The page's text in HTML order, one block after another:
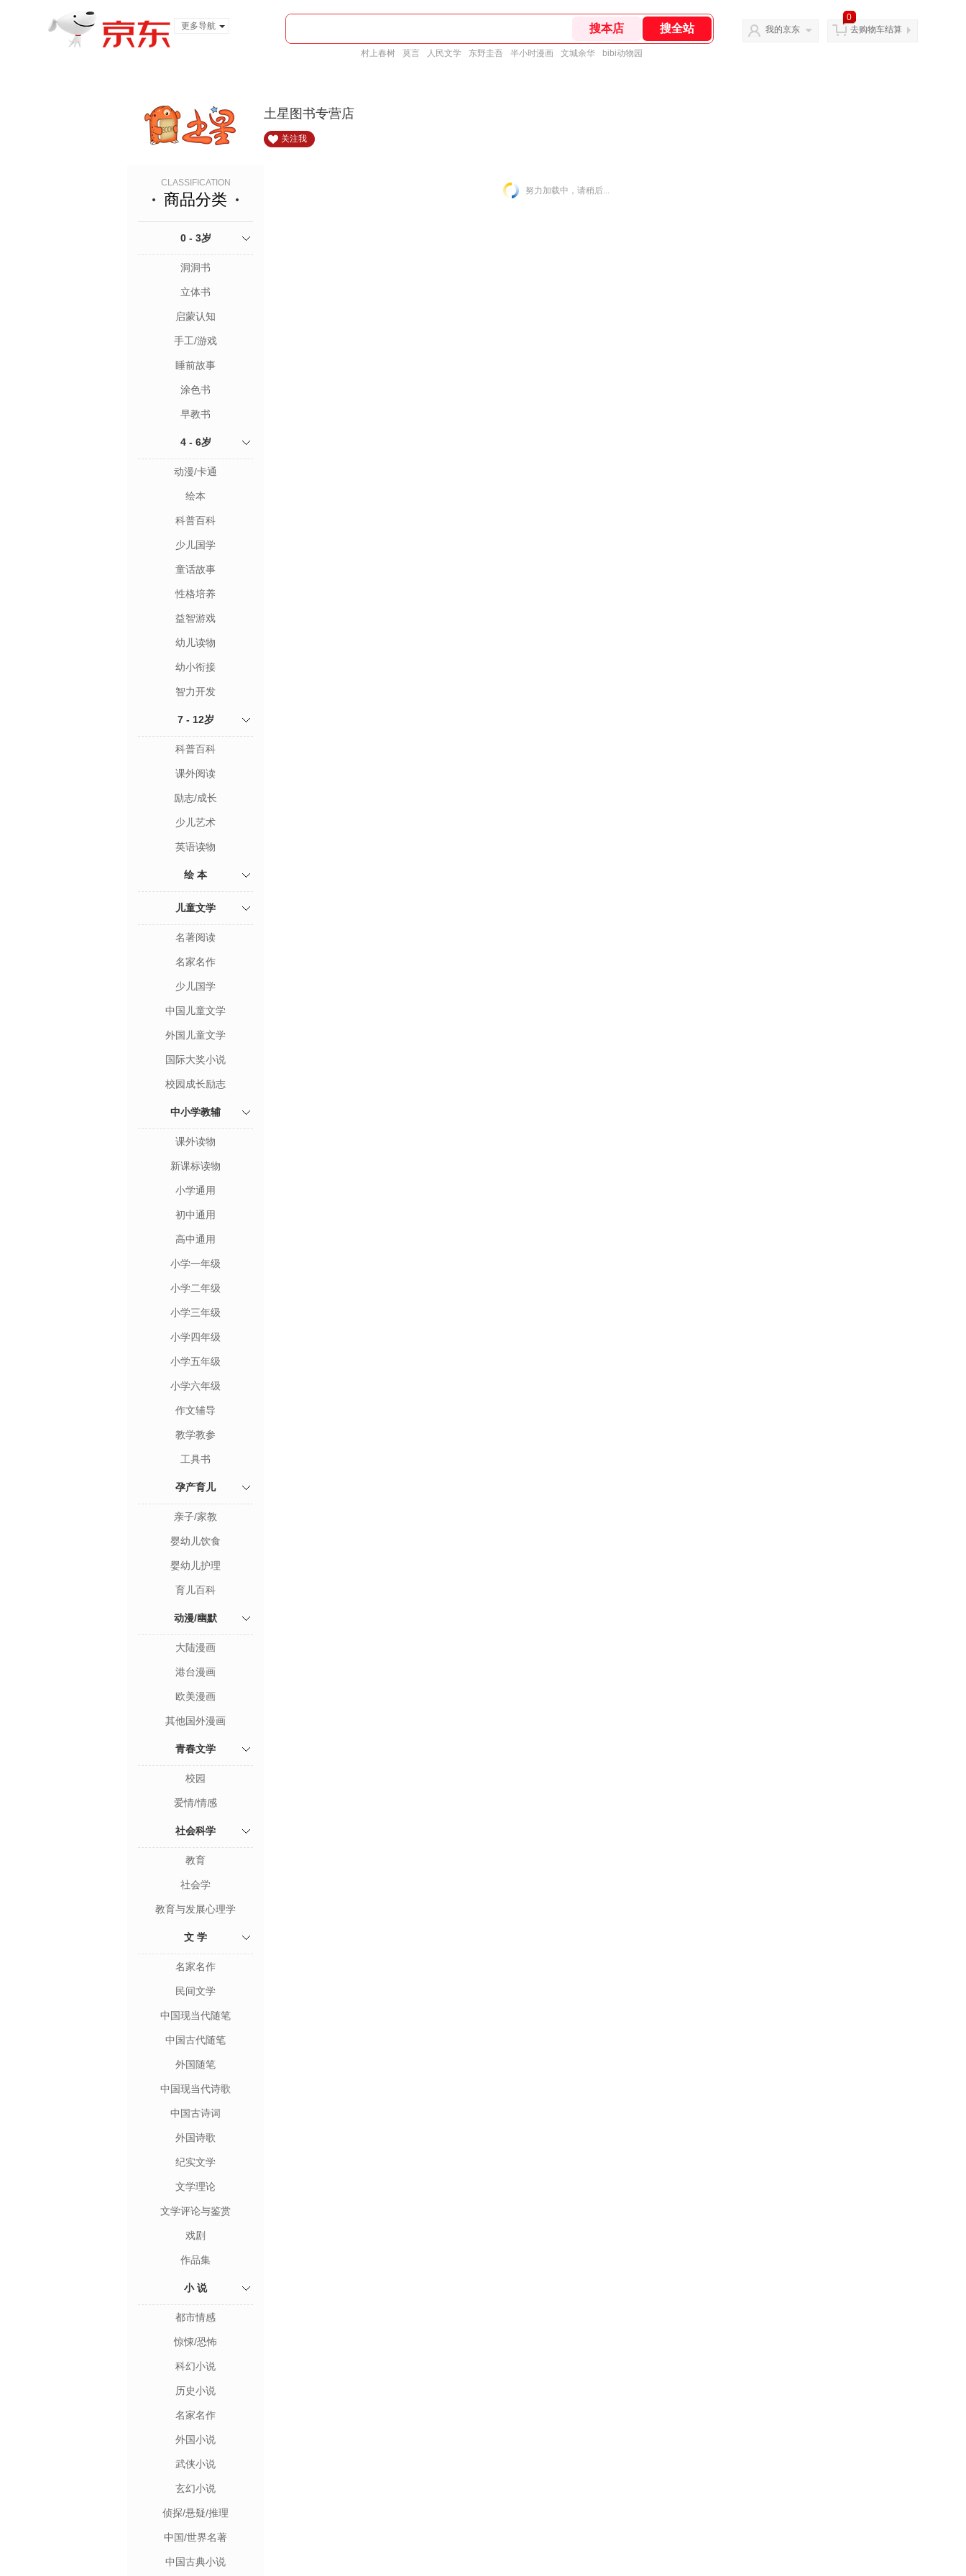
更多导航
村上春树 莫言 人民文学 东野圭吾 半小时漫画 文城余华 bibi动物园
我的京东
0
去购物车结算
土星图书专营店
关注我
CLASSIFICATION
商品分类
0 - 3岁
洞洞书
立体书
启蒙认知
手工/游戏
睡前故事
涂色书
早教书
4 - 6岁
动漫/卡通
绘本
科普百科
少儿国学
童话故事
性格培养
益智游戏
幼儿读物
幼小衔接
智力开发
7 - 12岁
科普百科
课外阅读
励志/成长
少儿艺术
英语读物
绘 本
儿童文学
名著阅读
名家名作
少儿国学
中国儿童文学
外国儿童文学
国际大奖小说
校园成长励志
中小学教辅
课外读物
新课标读物
小学通用
初中通用
高中通用
小学一年级
小学二年级
小学三年级
小学四年级
小学五年级
小学六年级
作文辅导
教学教参
工具书
孕产育儿
亲子/家教
婴幼儿饮食
婴幼儿护理
育儿百科
动漫/幽默
大陆漫画
港台漫画
欧美漫画
其他国外漫画
青春文学
校园
爱情/情感
社会科学
教育
社会学
教育与发展心理学
文 学
名家名作
民间文学
中国现当代随笔
中国古代随笔
外国随笔
中国现当代诗歌
中国古诗词
外国诗歌
纪实文学
文学理论
文学评论与鉴赏
戏剧
作品集
小 说
都市情感
惊悚/恐怖
科幻小说
历史小说
名家名作
外国小说
武侠小说
玄幻小说
侦探/悬疑/推理
中国/世界名著
中国古典小说
努力加载中，请稍后...